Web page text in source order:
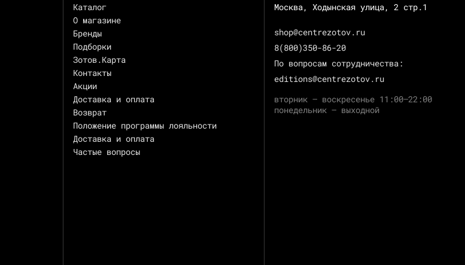
Каталог
О магазине
Бренды
Подборки
Зотов.Карта
Контакты
Акции
Доставка и оплата
Возврат
Положение программы лояльности
Доставка и оплата
Частые вопросы
Москва, Ходынская улица, 2 стр.1
shop@centrezotov.ru
8(800)350-86-20
По вопросам сотрудничества:
editions@centrezotov.ru
вторник — воскресенье 11:00–22:00
понедельник — выходной